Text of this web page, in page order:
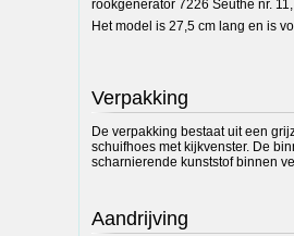
rookgenerator 7226 Seuthe nr.
Het model is 27,5 cm lang en is
Verpakking
De verpakking bestaat uit een
schuifhoes met kijkvenster. De
scharnierende kunststof binnen
Aandrijving